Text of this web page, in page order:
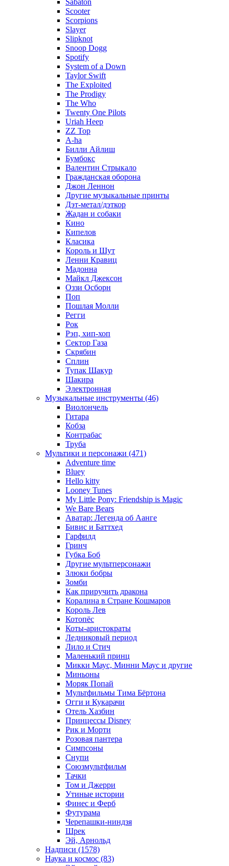
Sabaton
Scooter
Scorpions
Slayer
Slipknot
Snoop Dogg
Spotify
System of a Down
Taylor Swift
The Exploited
The Prodigy
The Who
Twenty One Pilots
Uriah Heep
ZZ Top
А-ha
Билли Айлиш
Бумбокс
Валентин Стрыкало
Гражданская оборона
Джон Леннон
Другие музыкальные принты
Дэт-метал/дэткор
Жадан и собаки
Кино
Кипелов
Класика
Король и Шут
Ленни Кравиц
Мадонна
Майкл Джексон
Оззи Осборн
Поп
Пошлая Молли
Регги
Рок
Рэп, хип-хоп
Сектор Газа
Скрябин
Сплин
Тупак Шакур
Шакира
Электронная
Музыкальные инструменты (46)
Виолончель
Гитара
Кобза
Контрабас
Труба
Мультики и персонажи (471)
Adventure time
Bluey
Hello kitty
Looney Tunes
My Little Pony: Friendship is Magic
We Bare Bears
Аватар: Легенда об Аанге
Бивис и Баттхед
Гарфилд
Гринч
Губка Боб
Другие мультперсонажи
Злюки бобры
Зомби
Как приручить дракона
Коралина в Стране Кошмаров
Король Лев
Котопёс
Коты-аристократы
Ледниковый период
Лило и Стич
Маленький принц
Микки Маус, Минни Маус и другие
Миньоны
Моряк Попай
Мультфильмы Тима Бёртона
Огги и Кукарачи
Отель Хазбин
Принцессы Disney
Рик и Морти
Розовая пантера
Симпсоны
Снупи
Союзмультфильм
Тачки
Том и Джерри
Утиные истории
Финес и Ферб
Футурама
Черепашки-ниндзя
Шрек
Эй, Арнольд
Надписи (1578)
Наука и космос (83)